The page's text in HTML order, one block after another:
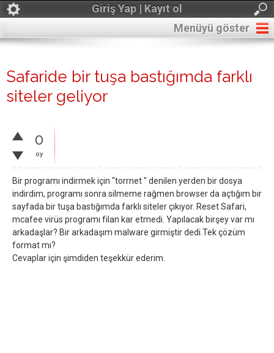
Giriş Yap | Kayıt ol
Menüyü göster
Safaride bir tuşa bastığımda farklı
siteler geliyor
0
oy
Bir programı indirmek için "torrnet " denilen yerden bir dosya
indirdim, programı sonra silmeme rağmen browser da açtığım bir
sayfada bir tuşa bastığımda farklı siteler çıkıyor. Reset Safari,
mcafee virüs programı filan kar etmedi. Yapılacak birşey var mı
arkadaşlar? Bir arkadaşım malware girmiştir dedi.Tek çözüm
format mı?
Cevaplar için şimdiden teşekkür ederim.